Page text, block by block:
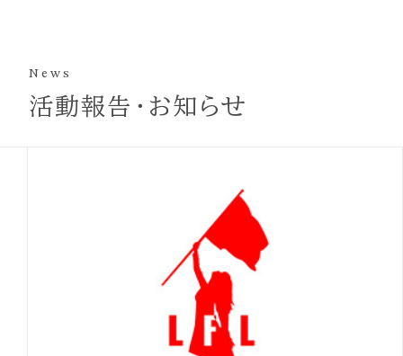
● お振込先
郵便振替口座 00190-7-354647
※郵便局の振込用紙に郵便振替口座、あなたの住
所、氏名、電話番号と通信欄に「寄付金」とご記入
の上、お近くの郵便局でお振り込みください。（振
込手数料は別途ご負担ください）
※お振り込みにあたっては、領収書の有無をご明
News
活動報告・お知らせ